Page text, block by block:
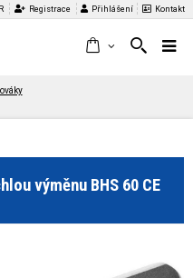
Registrace Přihlášení Kontakt
výměnu BHS 60 CE